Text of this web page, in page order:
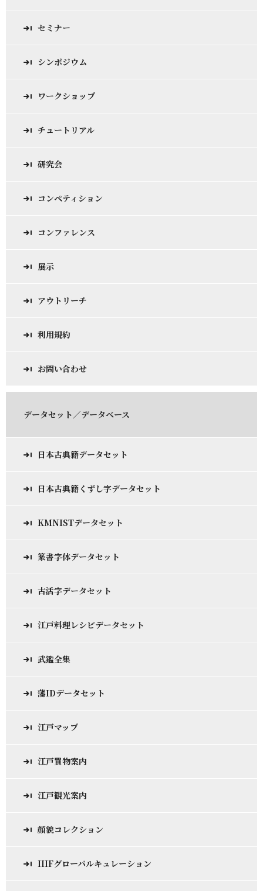
セミナー
シンポジウム
ワークショップ
チュートリアル
研究会
コンペティション
コンファレンス
展示
アウトリーチ
利用規約
お問い合わせ
データセット／データベース
日本古典籍データセット
日本古典籍くずし字データセット
KMNISTデータセット
篆書字体データセット
古活字データセット
江戸料理レシピデータセット
武鑑全集
藩IDデータセット
江戸マップ
江戸買物案内
江戸観光案内
顔貌コレクション
IIIFグローバルキュレーション